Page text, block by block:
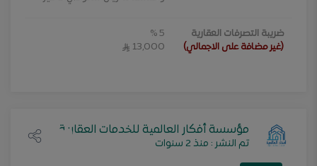
ضريبة التصرفات العقارية
(غير مضافة على الاجمالي)
5 %
13,000
مؤسسة أفكار العالمية للخدمات العقارية
تم النشر : منذ 2 سنوات